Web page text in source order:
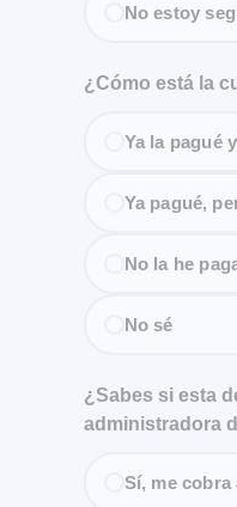
No estoy
¿Cómo está la
Ya la pagué
Ya pagué,
No la he
No sé
¿Sabes si esta
administradora
Sí, me